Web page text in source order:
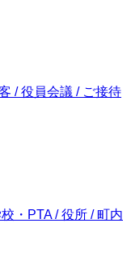
/ 役員会議 / ご接待
・PTA / 役所 / 町内